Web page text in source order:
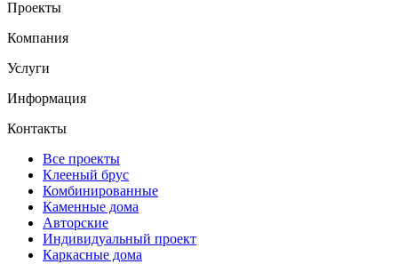
Проекты
Компания
Услуги
Информация
Контакты
Все проекты
Клееный брус
Комбинированные
Каменные дома
Авторские
Индивидуальный проект
Каркасные дома